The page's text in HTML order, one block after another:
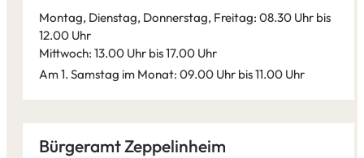
Leaflet|©Bundesamt für Kartographie und Geodäsie 2026, Datenquellen
Montag, Dienstag, Donnerstag, Freitag: 08.30 Uhr bis
12.00 Uhr
Mittwoch: 13.00 Uhr bis 17.00 Uhr
Am 1. Samstag im Monat: 09.00 Uhr bis 11.00 Uhr
Bürgeramt Zeppelinheim